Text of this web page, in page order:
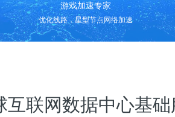
游戏加速专家
优化线路，星型节点网络加速
互联网数据中心基